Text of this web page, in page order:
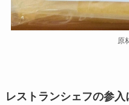
原
レストランシェフの参